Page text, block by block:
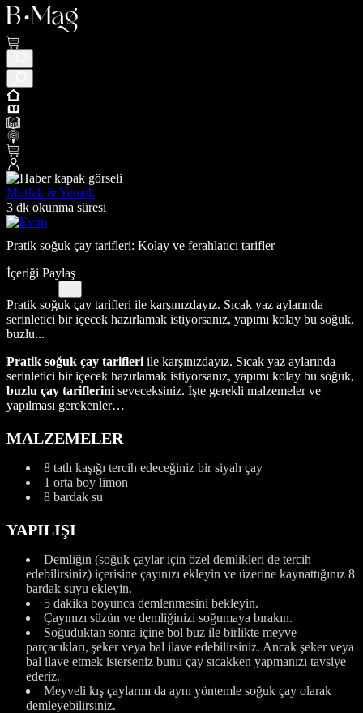
Mutfak & Yemek
3 dk okunma süresi
Pratik soğuk çay tarifleri: Kolay ve ferahlatıcı tarifler
İçeriği Paylaş
Pratik soğuk çay tarifleri ile karşınızdayız. Sıcak yaz aylarında
serinletici bir içecek hazırlamak istiyorsanız, yapımı kolay bu soğuk,
buzlu...
Pratik soğuk çay tarifleri ile karşınızdayız. Sıcak yaz aylarında
serinletici bir içecek hazırlamak istiyorsanız, yapımı kolay bu soğuk,
buzlu çay tariflerini seveceksiniz. İşte gerekli malzemeler ve
yapılması gerekenler…
MALZEMELER
8 tatlı kaşığı tercih edeceğiniz bir siyah çay
1 orta boy limon
8 bardak su
YAPILIŞI
Demliğin (soğuk çaylar için özel demlikleri de tercih
edebilirsiniz) içerisine çayınızı ekleyin ve üzerine kaynattığınız 8
bardak suyu ekleyin.
5 dakika boyunca demlenmesini bekleyin.
Çayınızı süzün ve demliğinizi soğumaya bırakın.
Soğuduktan sonra içine bol buz ile birlikte meyve
parçacıkları, şeker veya bal ilave edebilirsiniz. Ancak şeker veya
bal ilave etmek isterseniz bunu çay sıcakken yapmanızı tavsiye
ederiz.
Meyveli kış çaylarını da aynı yöntemle soğuk çay olarak
demleyebilirsiniz.